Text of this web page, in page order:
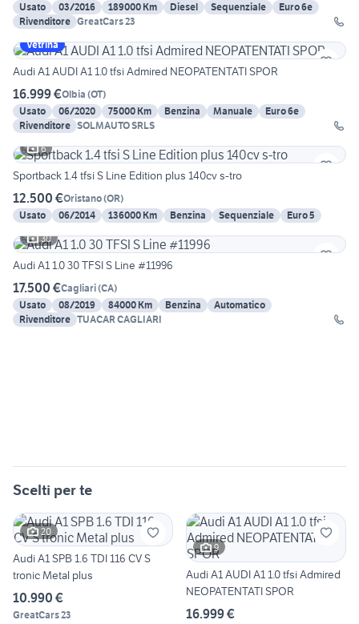
Usato
03/2016 189000 Km Diesel Sequenziale
Euro 6e
Rivenditore GreatCars 23
Vetrina
Audi A1 AUDI A1 1.0 tfsi Admired NEOPATENTATI SPOR
16.999 €Olbia (OT)
Usato
06/2020 75000 Km Benzina Manuale
Euro 6e
Rivenditore SOLMAUTO SRLS
6
Sportback 1.4 tfsi S Line Edition plus 140cv s-tro
12.500 €Oristano(OR)
Usato
06/2014 136000 Km Benzina Sequenziale
Euro 5
30
Audi A1 1.0 30 TFSI S Line #11996
17.500 €Cagliari(CA)
Usato
08/2019 84000 Km Benzina
Automatico
Rivenditore TUACAR CAGLIARI
Scelti per te
20
Audi A1 SPB 1.6 TDI 116 CV S
tronic Metal plus
10.990 €
GreatCars 23
9
Audi A1 AUDI A1 1.0 tfsi Admired
NEOPATENTATI SPOR
16.999 €